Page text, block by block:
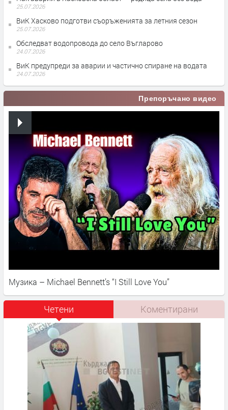
25.07.2026
ВиК Хасково подготви съоръженията за летния сезон
25.07.2026
Обследват водопровода до село Въгларово
24.07.2026
ВиК предупреди за аварии и частично спиране на водата
24.07.2026
Препоръчано видео
Музика – Michael Bennett’s “I Still Love You”
Четени Коментирани